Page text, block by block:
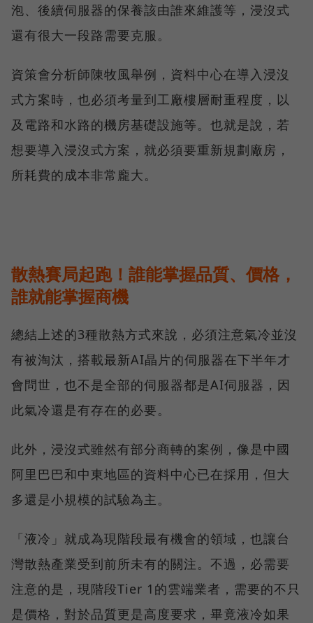
泡、後續伺服器的保養該由誰來維護等，浸沒式
還有很大一段路需要克服。
資策會分析師陳牧風舉例，資料中心在導入浸沒
式方案時，也必須考量到工廠樓層耐重程度，以
及電路和水路的機房基礎設施等。也就是說，若
想要導入浸沒式方案，就必須要重新規劃廠房，
所耗費的成本非常龐大。
散熱賽局起跑！誰能掌握品質、價格，
誰就能掌握商機
總結上述的3種散熱方式來說，必須注意氣冷並沒
有被淘汰，搭載最新AI晶片的伺服器在下半年才
會問世，也不是全部的伺服器都是AI伺服器，因
此氣冷還是有存在的必要。
此外，浸沒式雖然有部分商轉的案例，像是中國
阿里巴巴和中東地區的資料中心已在採用，但大
多還是小規模的試驗為主。
「液冷」就成為現階段最有機會的領域，也讓台
灣散熱產業受到前所未有的關注。不過，必需要
注意的是，現階段Tier 1的雲端業者，需要的不只
是價格，對於品質更是高度要求，畢竟液冷如果